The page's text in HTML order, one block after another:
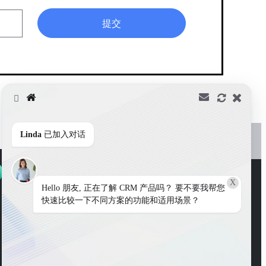
提交
Linda 已加入对话
Hello 朋友, 正在了解 CRM 产品吗？ 要不要我帮您
快速比较一下不同方案的功能和适用场景？
X